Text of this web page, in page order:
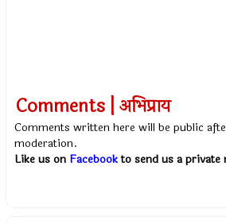
Comments | अभिप्राय
Comments written here will be public
moderation.
Like us on Facebookto send us a private